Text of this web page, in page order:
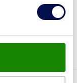
KONTAKT OSS